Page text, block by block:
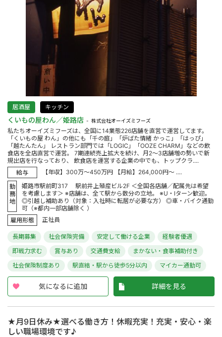
居酒屋 キッチン
くいもの屋わん／姫路店 株式会社オーイズミフーズ
私たちオーイズミフーズは、全国に14業態226店舗を直営で運営してます。
「くいもの屋 わん」の他にも「千の庭」「炉ばた情緒 かっこ」「はっぴ」
「越たんたん」 レストラン部門では「LOGIC」「OOZE CHARM」などの飲
食店を全店直営で運営。 7期連続売上拡大を続け、月2～3店舗増の勢いで新
規出店を行なっており、 飲食店を運営する企業の中でも、トップクラ....
給与
【年収】300万～450万円 【月給】264,000円～ ....
勤
務
地
姫路市駅前町317 駅前井上殖産ビル2F ＜全国各店舗／配属先は希望
を考慮します＞ ※店舗は、全て駅から数分の立地。 ※U・Iターン歓迎。
◎引越し補助あり（対象：入社時に転居が必要な方） ◎車・バイク通勤
可（※都内一部店舗除く ）
雇用形態
正社員
長期募集 社会保険完備 安定して働ける企業
経験者優遇
即戦力求む
賞与あり 交通費支給
まかない・食事補助付き
社会保険制度あり
駅直結・駅から徒歩5分以内 マイカー通勤可
気になるに追加 詳細を見る
★月9日休み★選べる働き方！休暇充実！充実・安心・楽
しい職場環境です♪